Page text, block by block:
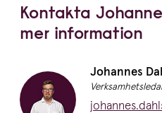
Kontakta
mer information
Namn:
Johannes
Titel:
E-post: